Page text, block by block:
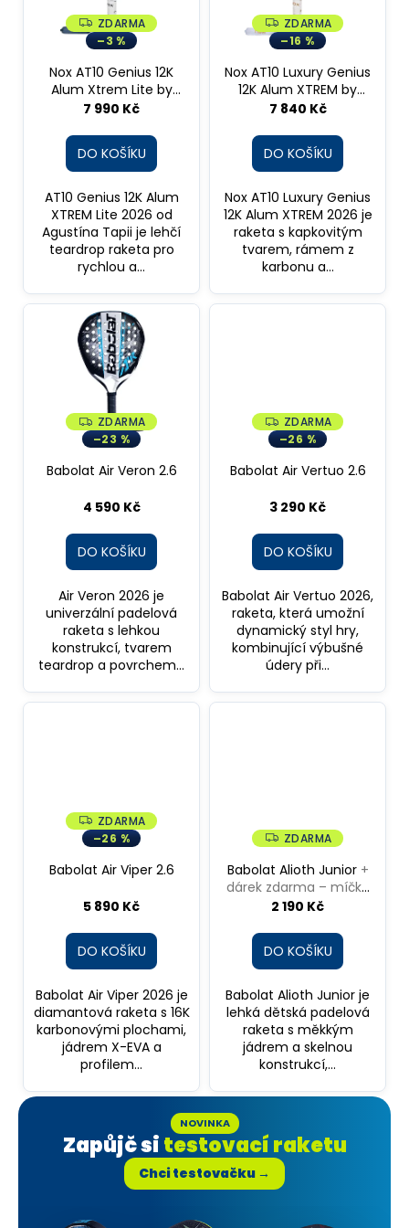
Z
D
A
M
A
ZDARMA
–3 %
Nox AT10 Genius 12K
Alum Xtrem Lite by
Augustin Tapia 2026
7 990 Kč
DO KOŠÍKU
AT10 Genius 12K Alum
XTREM Lite 2026 od
Agustína Tapii je lehčí
teardrop raketa pro
rychlou a...
Z
D
A
M
A
ZDARMA
–16 %
Nox AT10 Luxury Genius
12K Alum XTREM by
Agustín Tapia 2026
7 840 Kč
DO KOŠÍKU
Nox AT10 Luxury Genius
12K Alum XTREM 2026 je
raketa s kapkovitým
tvarem, rámem z
karbonu a...
Z
D
A
M
ZDARMA
–23 %
Babolat Air Veron 2.6
4 590 Kč
DO KOŠÍKU
Air Veron 2026 je
univerzální padelová
raketa s lehkou
konstrukcí, tvarem
teardrop a povrchem...
Z
D
A
M
ZDARMA
–26 %
Babolat Air Vertuo 2.6
3 290 Kč
DO KOŠÍKU
Babolat Air Vertuo 2026,
raketa, která umožní
dynamický styl hry,
kombinující výbušné
údery při...
Z
D
A
M
ZDARMA
–26 %
Babolat Air Viper 2.6
5 890 Kč
DO KOŠÍKU
Babolat Air Viper 2026 je
diamantová raketa s 16K
karbonovými plochami,
jádrem X-EVA a
profilem...
Z
D
A
R
M
A
ZDARMA
Babolat Alioth Junior +
dárek zdarma – míčky
Head Padel Pro S+
2 190 Kč
DO KOŠÍKU
Babolat Alioth Junior je
lehká dětská padelová
raketa s měkkým
jádrem a skelnou
konstrukcí,...
NOVINKA
Zapůjč sitestovací raketu
Chci testovačku →
HLEDAT
D
o